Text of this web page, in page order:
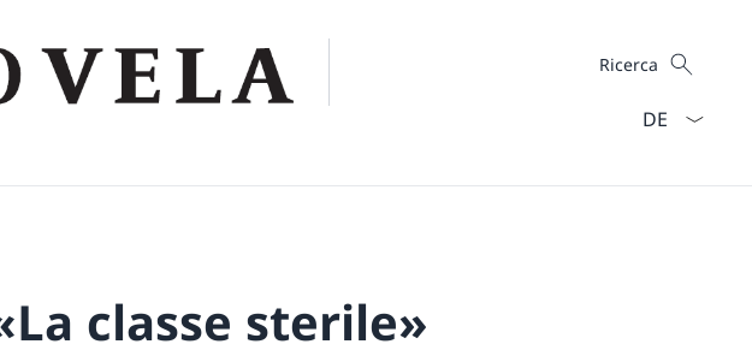
Cercare
Ricerca
classe sterile»